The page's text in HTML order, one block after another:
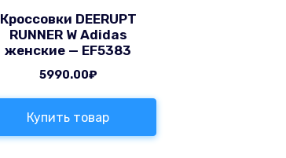
Кроссовки DEERUPT
RUNNER W Adidas
женские — EF5383
5990.00₽
Купить товар